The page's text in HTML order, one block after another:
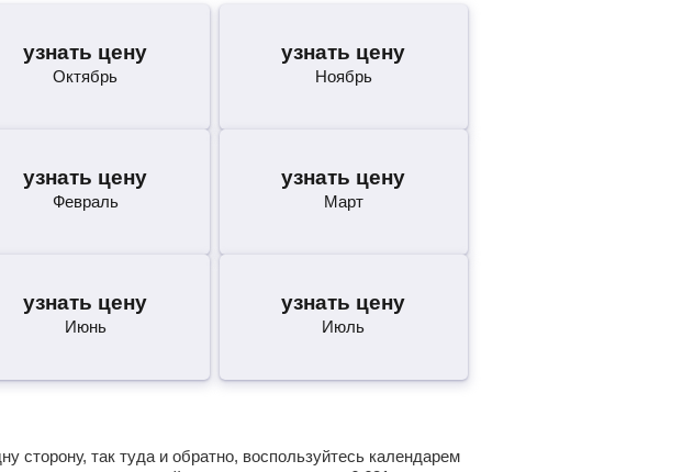
узнать цену
Октябрь
узнать цену
Ноябрь
узнать цену
Февраль
узнать цену
Март
узнать цену
Июнь
узнать цену
Июль
сторону, так туда и обратно, воспользуйтесь календарем